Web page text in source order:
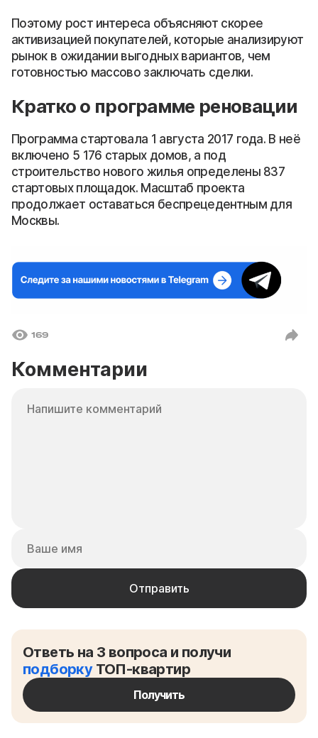
Поэтому рост интереса объясняют скорее
активизацией покупателей, которые анализируют
рынок в ожидании выгодных вариантов, чем
готовностью массово заключать сделки.
Кратко о программе реновации
Программа стартовала 1 августа 2017 года. В неё
включено 5 176 старых домов, а под
строительство нового жилья определены 837
стартовых площадок. Масштаб проекта
продолжает оставаться беспрецедентным для
Москвы.
169
Комментарии
Ответь на 3 вопроса и получи
подборкуТОП-квартир
Получить